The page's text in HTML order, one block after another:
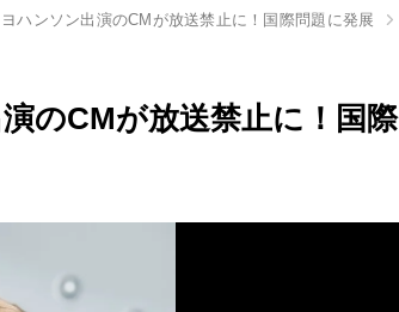
ハンソン出演のCMが放送禁止に！国際問題に発展
のCMが放送禁止に！国際